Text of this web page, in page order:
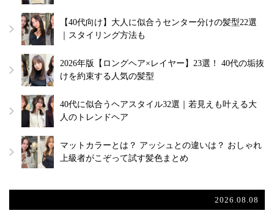
【40代向け】大人に似合うセンター分けの髪型22選
｜スタイリング方法も
2026年版【ロングヘア×レイヤー】23選！ 40代の垢抜
けを約束する人気の髪型
40代に似合うヘアスタイル32選｜若見えも叶える大
人のトレンドヘア
マットカラーとは？ アッシュとの違いは？ おしゃれ
上級者がこぞって試す髪色まとめ
2026.08.08